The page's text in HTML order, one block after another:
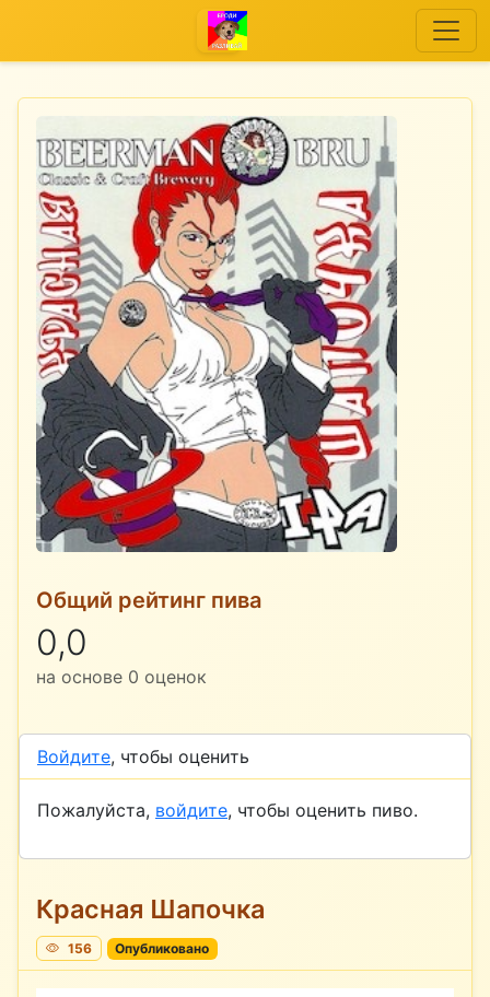
Общий рейтинг пива
0,0
на основе 0 оценок
Войдите, чтобы оценить
Пожалуйста, войдите, чтобы оценить пиво.
Красная Шапочка
156 Опубликовано